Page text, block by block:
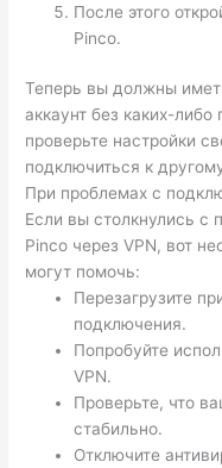
После этого
Pinco.
Теперь вы должны
аккаунт без каких-
проверьте настройки
подключиться к
При проблемах с
Если вы столкнулись с
Pinco через VPN, вот
могут помочь:
Перезагрузите
подключения.
Попробуйте
VPN.
Проверьте, что
стабильно.
Отключите